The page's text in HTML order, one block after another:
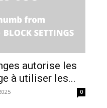
autorise les
à utiliser les...
0